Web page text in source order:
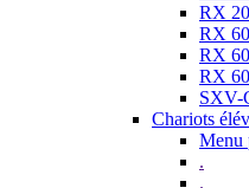
RX
RX
RX
RX
SXV-
Chariots
Menu
.
.